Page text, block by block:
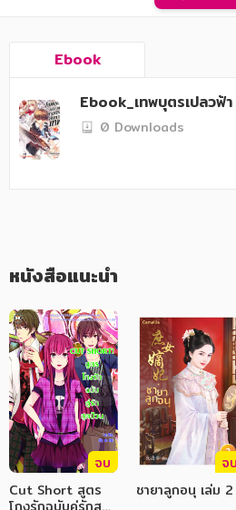
การเงิน การลงทุน บริหาร
ครอบครัว
วรรณกรรม
เทคโนโลยี การสื่อสาร วิทยาศาสตร์
ภาษาศาสตร์
หนังสือเด็ก
การพัฒนาตนเอง
ความรู้ทั่วไป
การ์ตูนความรู้ การ์ตูน
การ์ตูนมังงะ (Manga)
งดงามที่ได้ถอนตัวจากการต่อสู้เพื่อรักษ
มีความรู้สึกชอบพอกับเฮลก้าที่น่ารักและ
เธอที่บอกว่าเป็นแวมไพร์ของแท้ ภายใ
ซ่อนเอาไว้!
Ebook
Ebook_เทพบุตรเปลวฟ้
ล่ม 20 Downloads
หนังสือแนะนำ
จบ
Cut Short สูตร
จบ
ชายาลูกอนุ เล่ม 2